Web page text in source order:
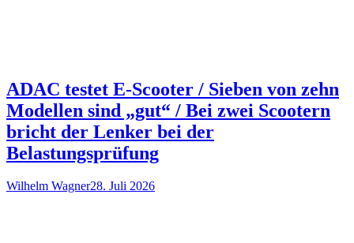
ADAC testet E-Scooter / Sieben von zehn
Modellen sind „gut“ / Bei zwei Scootern
bricht der Lenker bei der
Belastungsprüfung
Wilhelm Wagner28. Juli 2026